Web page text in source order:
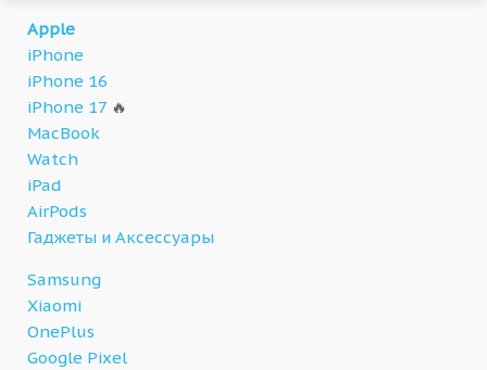
Apple
iPhone
iPhone 16
iPhone 17 🔥
MacBook
Watch
iPad
AirPods
Гаджеты и Аксессуары
Samsung
Xiaomi
OnePlus
Google Pixel